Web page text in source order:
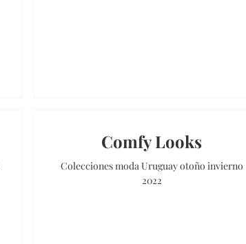
Comfy Looks
Colecciones moda Uruguay otoño invierno
2022